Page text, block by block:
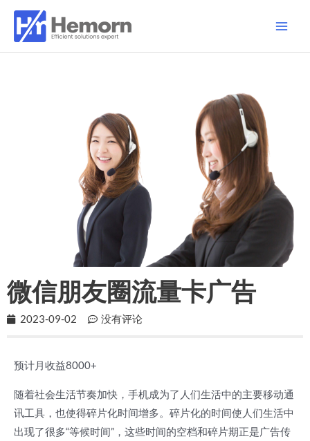
微信朋友圈流量卡广告
2023-09-02 没有评论
预计月收益8000+
随着社会生活节奏加快，手机成为了人们生活中的主要移动通
讯工具，也使得碎片化时间增多。碎片化的时间使人们生活中
出现了很多“等候时间”，这些时间的空档和碎片期正是广告传